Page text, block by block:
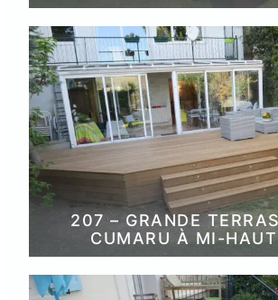
207 – GRANDE
CUMARU À MI-